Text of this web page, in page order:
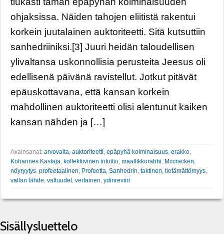
ohjaksissa. Näiden tahojen eliitistä rakentui
korkein juutalainen auktoriteetti. Sitä kutsuttiin
sanhedriiniksi.[3] Juuri heidän taloudellisen
ylivaltansa uskonnollisia perusteita Jeesus oli
edellisenä päivänä ravistellut. Jotkut pitävät
epäuskottavana, että kansan korkein
mahdollinen auktoriteetti olisi alentunut kaiken
kansan nähden ja […]
Avainsanat: arvovalta auktoriteetti epäpyhä kolminaisuus erakko
Kohannes Kastaja kollektiivinen intuitio maallikkorabbi Mccracken
nöyryytys profeetaalinen Profeetta Sanhedrin taktinen tietämättömyys
vallan lähde valtuudet, vertainen ydinreviiri
Sisällysluettelo